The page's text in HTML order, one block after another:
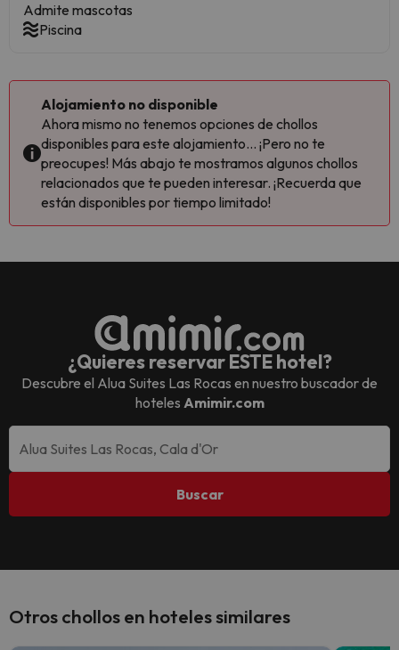
Admite mascotas
Piscina
Alojamiento no disponible
Ahora mismo no tenemos opciones de chollos
disponibles para este alojamiento... ¡Pero no te
preocupes! Más abajo te mostramos algunos chollos
relacionados que te pueden interesar. ¡Recuerda que
están disponibles por tiempo limitado!
¿Quieres reservar ESTE hotel?
Descubre el Alua Suites Las Rocas en nuestro buscador de
hoteles Amimir.com
Buscar
Otros chollos en hoteles similares